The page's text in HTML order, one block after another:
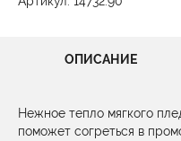
ОПИСАНИЕ
Нежное тепло мягкого
поможет согреться в